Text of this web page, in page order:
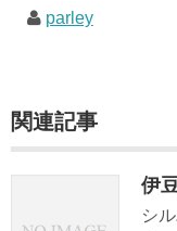
parley
関連記事
伊
シ